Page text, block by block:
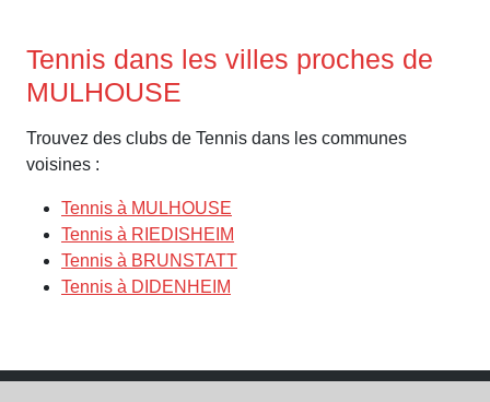
Tennis dans les villes proches de
MULHOUSE
Trouvez des clubs de Tennis dans les communes
voisines :
Tennis à MULHOUSE
Tennis à RIEDISHEIM
Tennis à BRUNSTATT
Tennis à DIDENHEIM